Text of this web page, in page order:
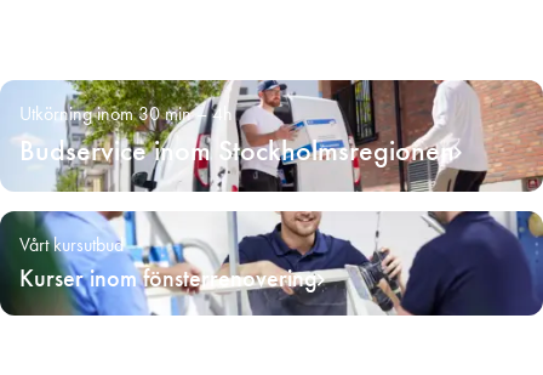
Utkörning inom 30 min – 4h
Budservice inom Stockholmsregionen
Vårt kursutbud
Kurser inom fönsterrenovering